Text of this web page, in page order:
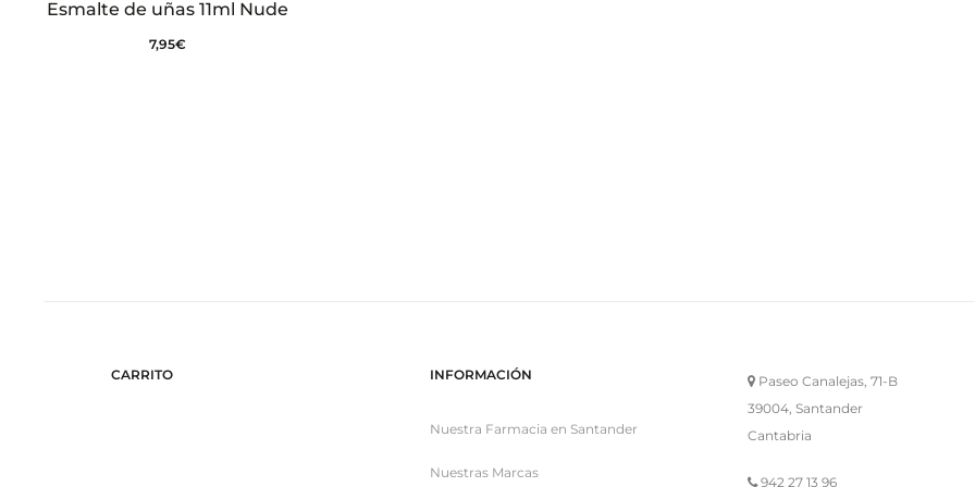
Esmalte de uñas 11ml Nude
7,95€
CARRITO INFORMACIÓN
Nuestra Farmacia en Santander
Nuestras Marcas
Paseo Canalejas, 71-B
39004, Santander
Cantabria
942 27 13 96